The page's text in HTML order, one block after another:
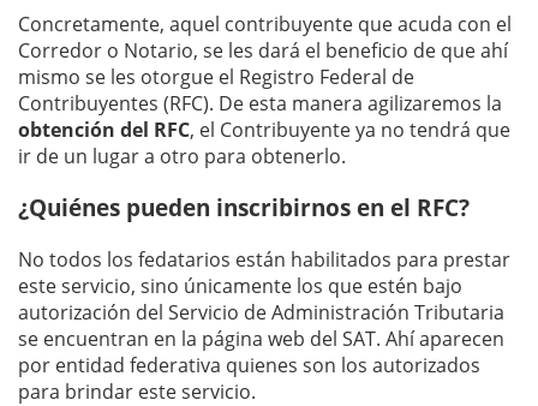
Concretamente, aquel contribuyente que acuda con el
Corredor o Notario, se les dará el beneficio de que ahí
mismo se les otorgue el Registro Federal de
Contribuyentes (RFC). De esta manera agilizaremos la
obtención del RFC, el Contribuyente ya no tendrá que
ir de un lugar a otro para obtenerlo.
¿Quiénes pueden inscribirnos en el RFC?
No todos los fedatarios están habilitados para prestar
este servicio, sino únicamente los que estén bajo
autorización del Servicio de Administración Tributaria
se encuentran en la página web del SAT. Ahí aparecen
por entidad federativa quienes son los autorizados
para brindar este servicio.